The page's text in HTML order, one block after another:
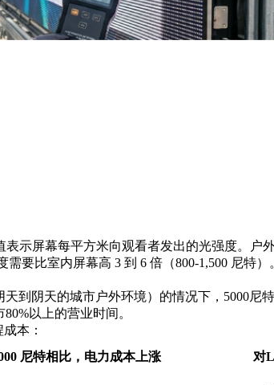
表示屏幕每平方米向观看者发出的光强度。户
要比室内屏幕高 3 到 6 倍（800-1,500 尼特）
到阴天的城市户外环境）的情况下，5000尼
以上的营业时间。
本：
尼特相比，电力成本上涨 对